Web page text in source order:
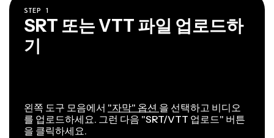
STEP 1
SRT 또는 VTT 파일 업로드하
기
왼쪽 도구 모음에서 "자막" 옵션 을 선택하고 비디오
를 업로드하세요. 그런 다음 "SRT/VTT 업로드" 버튼
을 클릭하세요.